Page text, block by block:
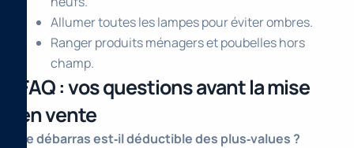
Allumer toutes les lampes pour éviter ombres.
Ranger produits ménagers et poubelles hors
champ.
FAQ : vos questions avant la mise
en vente
Le débarras est‑il déductible des plus‑values ?